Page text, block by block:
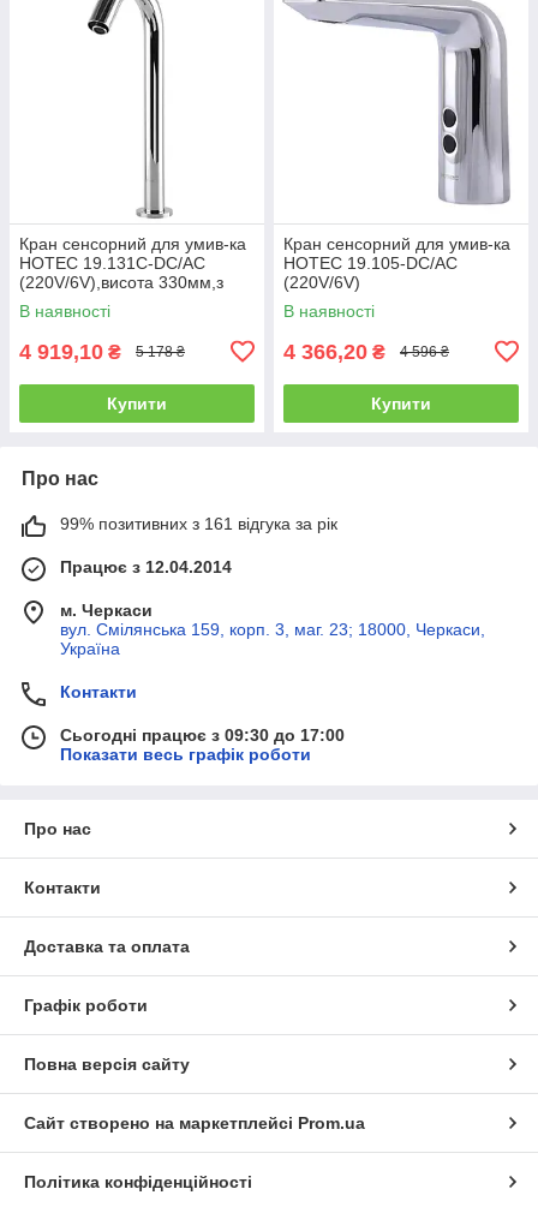
Кран сенсорний для умив-ка
HOTEC 19.131C-DC/AC
(220V/6V),висота 330мм,з
трансформатором,латунь
Cold
В наявності
4 919,10 ₴ 5 178 ₴
Купити
Кран сенсорний для умив-ка
HOTEC 19.105-DC/AC
(220V/6V)
В наявності
4 366,20 ₴ 4 596 ₴
Купити
Про нас
99% позитивних з 161 відгука за рік
Працює з 12.04.2014
м. Черкаси
вул. Смілянська 159, корп. 3, маг. 23; 18000, Черкаси,
Україна
Контакти
Сьогодні працює з 09:30 до 17:00
Показати весь графік роботи
Про нас
Контакти
Доставка та оплата
Графік роботи
Повна версія сайту
Сайт створено на маркетплейсі Prom.ua
Політика конфіденційності